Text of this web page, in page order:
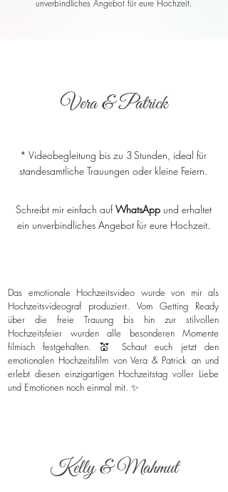
unverbindliches Angebot für eure Hochzeit.
Vera & Patrick
* Videobegleitung bis zu 3 Stunden, ideal für
standesamtliche Trauungen oder kleine Feiern.
Schreibt mir einfach aufWhatsAppund erhaltet
ein unverbindliches Angebot für eure Hochzeit.
Das emotionale Hochzeitsvideo wurde von mir als
Hochzeitsvideograf produziert. Vom Getting Ready
über die freie Trauung bis hin zur stilvollen
Hochzeitsfeier wurden alle besonderen Momente
filmisch festgehalten. 💒 Schaut euch jetzt den
emotionalen Hochzeitsfilm von Vera & Patrick an und
erlebt diesen einzigartigen Hochzeitstag voller Liebe
und Emotionen noch einmal mit. ✨
Kelly & Mahmut